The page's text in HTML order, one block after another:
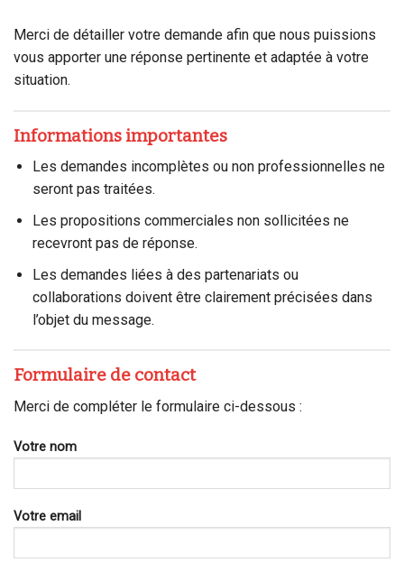
Merci de détailler votre demande afin que nous puissions
vous apporter une réponse pertinente et adaptée à votre
situation.
Informations importantes
Les demandes incomplètes ou non professionnelles ne
seront pas traitées.
Les propositions commerciales non sollicitées ne
recevront pas de réponse.
Les demandes liées à des partenariats ou
collaborations doivent être clairement précisées dans
l’objet du message.
Formulaire de contact
Merci de compléter le formulaire ci-dessous :
Votre nom
Votre email